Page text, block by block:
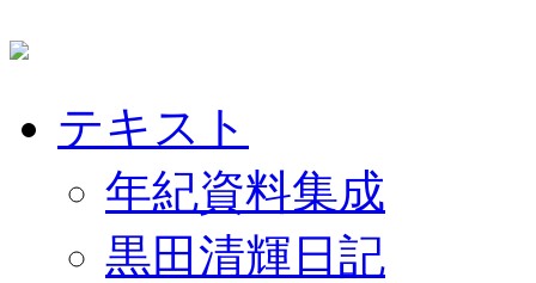
テキスト
年紀資料集成
黒田清輝日記